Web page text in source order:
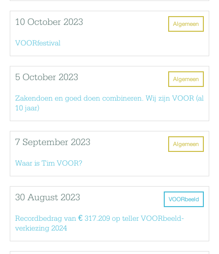
Algemeen
10 October 2023
VOORfestival
Algemeen
5 October 2023
Zakendoen en goed doen combineren. Wij zijn VOOR (al
10 jaar)
Algemeen
7 September 2023
Waar is Tim VOOR?
VOORbeeld
30 August 2023
Recordbedrag van € 317.209 op teller VOORbeeld-
verkiezing 2024